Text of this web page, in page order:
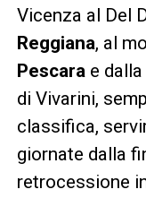
Vicenza al Del
Reggiana, al
Pescarae dalla
di Vivarini,
classifica,
giornate dalla
retrocessione